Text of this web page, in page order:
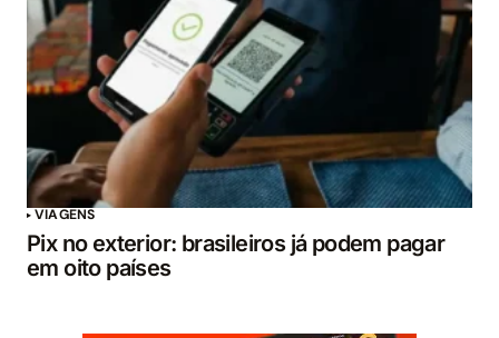
VIAGENS
Pix no exterior: brasileiros já podem pagar
em oito países